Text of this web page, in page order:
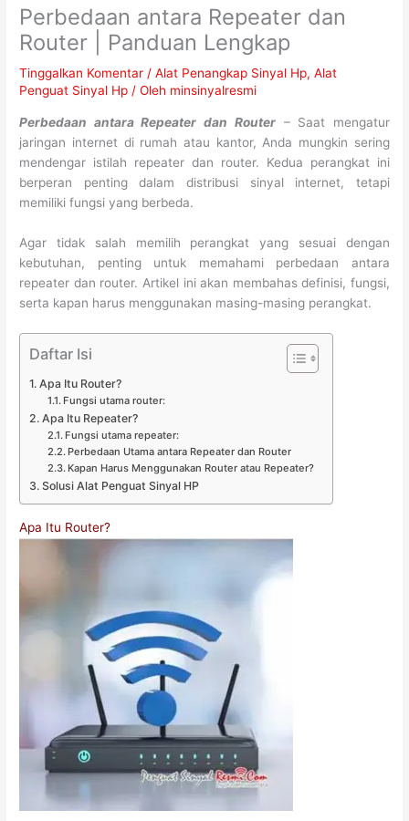
Perbedaan antara Repeater dan
Router | Panduan Lengkap
Tinggalkan Komentar /Alat Penangkap Sinyal Hp,Alat
Penguat Sinyal Hp / Oleh minsinyalresmi
Perbedaan antara Repeater dan Router– Saat mengatur
jaringan internet di rumah atau kantor, Anda mungkin sering
mendengar istilah repeater dan router. Kedua perangkat ini
berperan penting dalam distribusi sinyal internet, tetapi
memiliki fungsi yang berbeda.
Agar tidak salah memilih perangkat yang sesuai dengan
kebutuhan, penting untuk memahami perbedaan antara
repeater dan router. Artikel ini akan membahas definisi, fungsi,
serta kapan harus menggunakan masing-masing perangkat.
Daftar Isi
Apa Itu Router?
Fungsi utama router:
Apa Itu Repeater?
Fungsi utama repeater:
Perbedaan Utama antara Repeater dan Router
Kapan Harus Menggunakan Router atau Repeater?
Solusi Alat Penguat Sinyal HP
Apa Itu Router?